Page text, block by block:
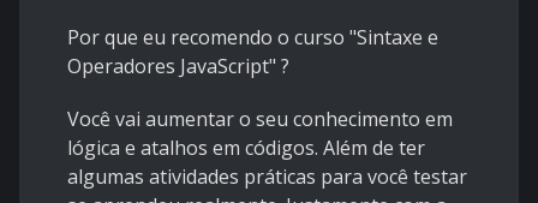
Por que eu recomendo o curso "Sintaxe e
Operadores JavaScript" ?
Você vai aumentar o seu conhecimento em
lógica e atalhos em códigos. Além de ter
algumas atividades práticas para você testar